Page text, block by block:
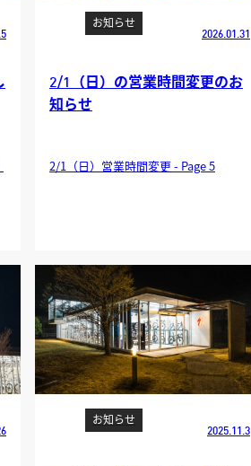
お知らせ
2026.01.31
2/1（日）の営業時間変更のお
知らせ
2/1（日）営業時間変更 - Page 5
お知らせ
2025.11.3